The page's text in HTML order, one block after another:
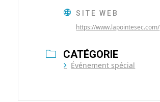
SITE WEB
https://www.lapointesec.com/
CATÉGORIE
Événement spécial